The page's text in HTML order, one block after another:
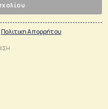
Πολιτικη Απορρήτου